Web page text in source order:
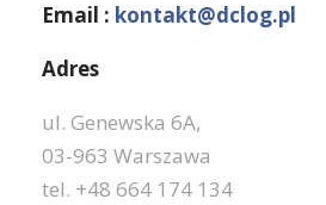
Email : kontakt@dclog.pl
Adres
ul. Genewska 6A,
03-963 Warszawa
tel. +48 664 174 134